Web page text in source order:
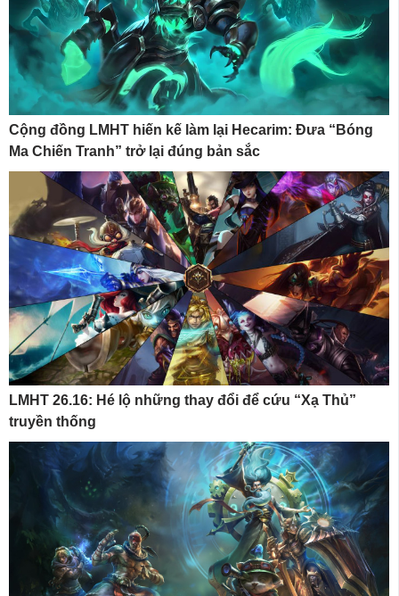
Cộng đồng LMHT hiến kế làm lại Hecarim: Đưa “Bóng
Ma Chiến Tranh” trở lại đúng bản sắc
LMHT 26.16: Hé lộ những thay đổi để cứu “Xạ Thủ”
truyền thống